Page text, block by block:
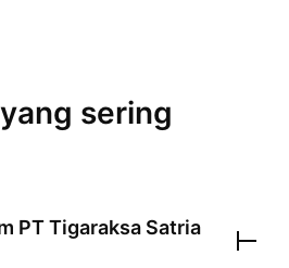
sering
PT Tigaraksa Satria